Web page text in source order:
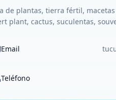
de plantas, tierra fértil,
plant, cactus, suculentas,
Email
Teléfono